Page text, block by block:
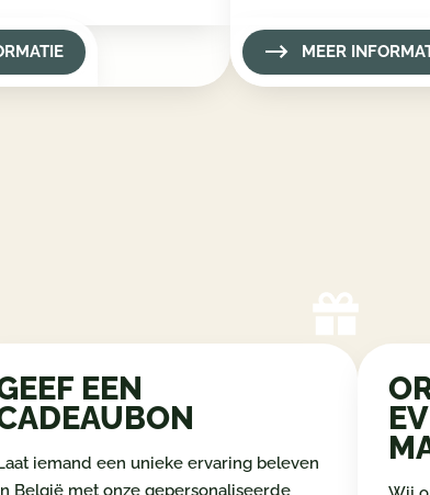
MEER
EEN
iemand een unieke ervaring beleven
België met onze gepersonaliseerde